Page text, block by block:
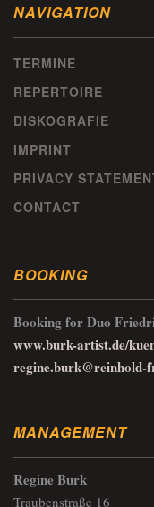
NAVIGATION
TERMINE
REPERTOIRE
DISKOGRAFIE
IMPRINT
PRIVACY
CONTACT
BOOKING
Booking for Duo
www.burk-artist.de/
regine.burk@reinhold-
MANAGEMENT
Regine Burk
Traubenstraße 16